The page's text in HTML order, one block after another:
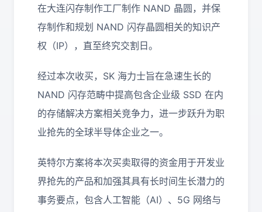
在大连闪存制作工厂制作 NAND 晶圆，并保
存制作和规划 NAND 闪存晶圆相关的知识产
权（IP），直至终究交割日。
经过本次收买，SK 海力士旨在急速生长的
NAND 闪存范畴中提高包含企业级 SSD 在内
的存储解决方案相关竞争力，进一步跃升为职
业抢先的全球半导体企业之一。
英特尔方案将本次买卖取得的资金用于开发业
界抢先的产品和加强其具有长时间生长潜力的
事务要点，包含人工智能（AI）、5G 网络与